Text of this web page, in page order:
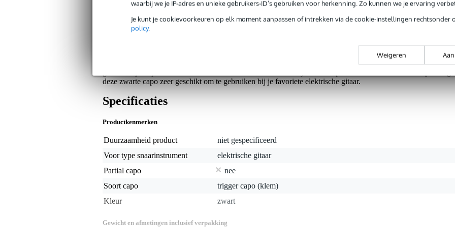
waarbij we je IP-adres en unieke gebruikers-ID’s gebruiken voor herkenning. Zo kunnen we je ervaring
Je kunt je cookievoorkeuren op elk moment aanpassen of intrekken via de cookie-instellingen rechtsonder
policy.
Weigeren
De Quick-Change reeks van het befaamde Kyser biedt ook de elektrische gitarist de mogelijkheid om
toonsoorten en akkoordgrepen te verhogen. Door het veer-mechanisme is de gebogen capodaster is
deze zwarte capo zeer geschikt om te gebruiken bij je favoriete elektrische gitaar.
Specificaties
Productkenmerken
Duurzaamheid product
niet gespecificeerd
Voor type snaarinstrument
elektrische gitaar
Partial capo
nee
Soort capo
trigger capo (klem)
Kleur
zwart
Gewicht en afmetingen inclusief verpakking